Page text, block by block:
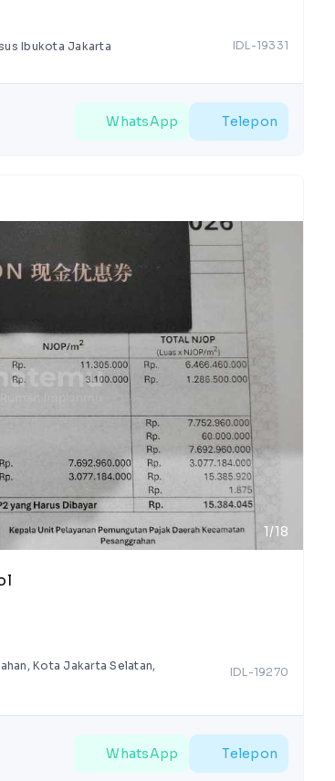
Ibukota Jakarta IDL-19331
WhatsApp Telepon
1/18
Kota Jakarta Selatan,
IDL-19270
WhatsApp Telepon